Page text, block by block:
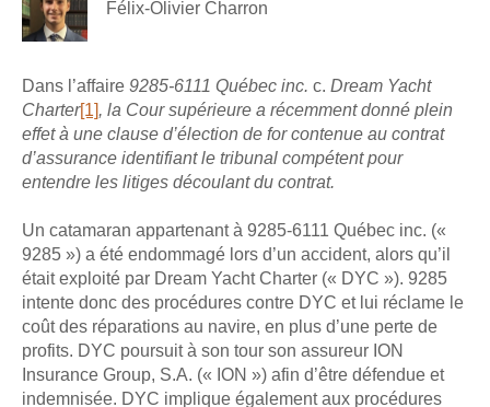
Félix-Olivier Charron
Dans l’affaire 9285-6111 Québec inc. c. Dream Yacht
Charter[1], la Cour supérieure a récemment donné plein
effet à une clause d’élection de for contenue au contrat
d’assurance identifiant le tribunal compétent pour
entendre les litiges découlant du contrat.
Un catamaran appartenant à 9285-6111 Québec inc. («
9285 ») a été endommagé lors d’un accident, alors qu’il
était exploité par Dream Yacht Charter (« DYC »). 9285
intente donc des procédures contre DYC et lui réclame le
coût des réparations au navire, en plus d’une perte de
profits. DYC poursuit à son tour son assureur ION
Insurance Group, S.A. (« ION ») afin d’être défendue et
indemnisée. DYC implique également aux procédures